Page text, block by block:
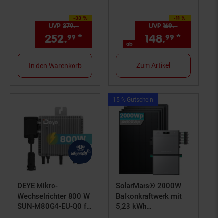
-33 %
Sie Sparen 33 Prozent,
UVP 379.–
252.99 * Aktueller Preis: 252,
In den Warenkorb
-11 %
Sie Sparen 11 Prozent,
UVP169.–UVP :
ab 148.99 *
Zum Artikel
DEYE Mikro-
Wechselrichter 800 W
SUN-M80G4-EU-Q0 für
SolarMars® 2000W
Balkonkraftwerk mit
5,28 kWh
15 % Gutschein
Artikel15